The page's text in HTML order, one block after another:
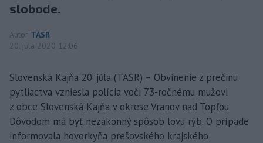
slobode.
Autor TASR
20. júla 2020 12:06
Slovenská Kajňa 20. júla (TASR) – Obvinenie z prečinu
pytliactva vzniesla polícia voči 73-ročnému mužovi
z obce Slovenská Kajňa v okrese Vranov nad Topľou.
Dôvodom má byť nezákonný spôsob lovu rýb. O prípade
informovala hovorkyňa prešovského krajského